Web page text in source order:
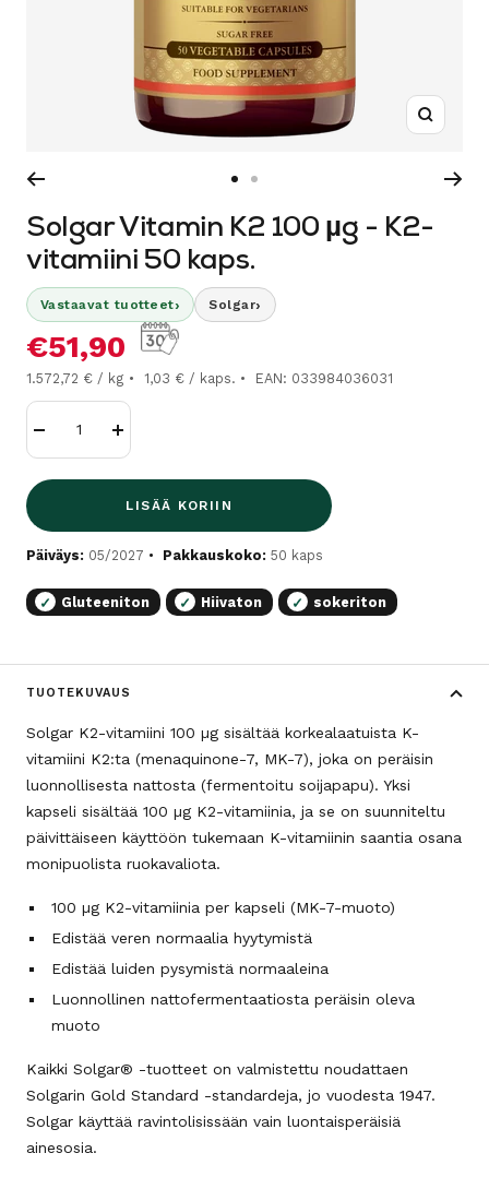
sivulle
sivulle
Solgar Vitamin K2 100 µg - K2-
vitamiini 50 kaps.
Vastaavat tuotteet› Solgar›
Alennushinta
€51,90
1.572,72 € / kg 1,03 € / kaps. EAN: 033984036031
Lisää
LISÄÄ KORIIN
Päiväys: 05/2027 Pakkauskoko: 50 kaps
✓ Gluteeniton ✓ Hiivaton ✓ sokeriton
TUOTEKUVAUS
Solgar K2-vitamiini 100 µg sisältää korkealaatuista K-
vitamiini K2:ta (menaquinone-7, MK-7), joka on peräisin
luonnollisesta nattosta (fermentoitu soijapapu). Yksi
kapseli sisältää 100 µg K2-vitamiinia, ja se on suunniteltu
päivittäiseen käyttöön tukemaan K-vitamiinin saantia osana
monipuolista ruokavaliota.
100 µg K2-vitamiinia per kapseli (MK-7-muoto)
Edistää veren normaalia hyytymistä
Edistää luiden pysymistä normaaleina
Luonnollinen nattofermentaatiosta peräisin oleva
muoto
Kaikki Solgar® -tuotteet on valmistettu noudattaen
Solgarin Gold Standard -standardeja, jo vuodesta 1947.
Solgar käyttää ravintolisissään vain luontaisperäisiä
ainesosia.